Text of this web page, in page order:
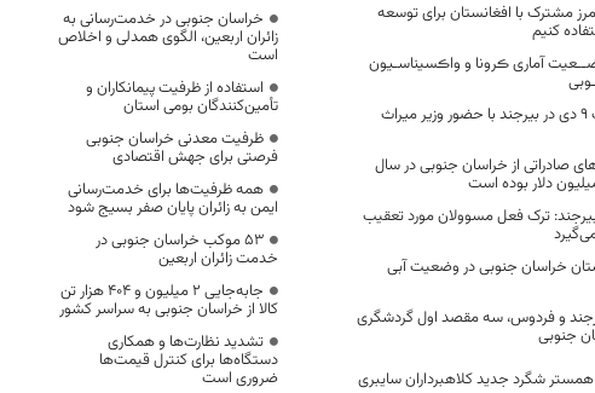
مشترک با افغانستان برای توسعه
کنیم
آماری ڪرونا و واڪسیناسـیون
بزرگداشت ۹ دی در بیرجند با حضور وزیر میراث
صادراتی از خراسان جنوبی در سال
ترک فعل مسوولان مورد تعقیب
خراسان جنوبی در وضعیت آبی
و فردوس، سه مقصد اول گردشگری
جنوبی
شگرد جدید کلاهبرداران سایبری
خراسان جنوبی در خدمت‌رسانی به
زائران اربعین، الگوی همدلی و اخلاص
است
استفاده از ظرفیت پیمانکاران و
تأمین‌کنندگان بومی استان
ظرفیت معدنی خراسان جنوبی
فرصتی برای جهش اقتصادی
همه ظرفیت‌ها برای خدمت‌رسانی
ایمن به زائران پایان صفر بسیج شود
53 موکب خراسان جنوبی در
خدمت زائران اربعین
جابه‌جایی 2 میلیون و 404 هزار تن
کالا از خراسان جنوبی به سراسر کشور
تشدید نظارت‌ها و همکاری
دستگاه‌ها برای کنترل قیمت‌ها
ضروری است